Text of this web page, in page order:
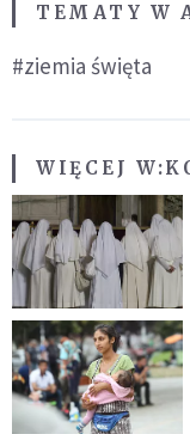
TEMATY W
#ziemia święta
WIĘCEJ W: